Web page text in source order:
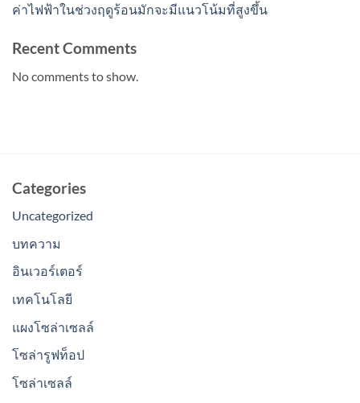
ค่าไฟฟ้าในช่วงฤดูร้อนมักจะมีแนวโน้มที่สูงขึ้น
Recent Comments
No comments to show.
Categories
Uncategorized
บทความ
อินเวอร์เตอร์
เทคโนโลยี
แผงโซล่าเซลล์
โซล่ารูฟท็อป
โซล่าเซลล์